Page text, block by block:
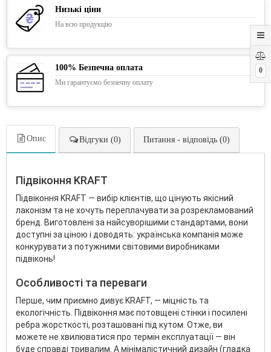
0
Низькі ціни
На всю продукцію
100% Безпечна оплата
Ми гарантуємо безпечну оплату
Опис Відгуки (0) Питання - відповідь (0)
Підвіконня KRAFT
Підвіконня KRAFT — вибір клієнтів, що цінують якісний
лаконізм та не хочуть переплачувати за розрекламований
бренд. Виготовлені за найсуворішими стандартами, вони
доступні за ціною і доводять: українська компанія може
конкурувати з потужними світовими виробниками
підвіконь!
Особливості та переваги
Перше, чим приємно дивує KRAFT, — міцність та
екологічність. Підвіконня має потовщені стінки і посилені
ребра жорсткості, розташовані під кутом. Отже, ви
можете не хвилюватися про термін експлуатації — він
буде справді тривалим. А мінімалістичний дизайн (гладка